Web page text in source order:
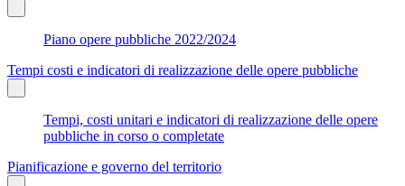
Piano opere pubbliche 2022/2024
Tempi costi e indicatori di realizzazione delle opere pubbliche
Tempi, costi unitari e indicatori di realizzazione delle opere
pubbliche in corso o completate
Pianificazione e governo del territorio